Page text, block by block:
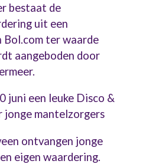
bestaat de
uit een
Bol.com ter waarde
aangeboden door
juni een leuke Disco &
jonge mantelzorgers
ontvangen jonge
eigen waardering.